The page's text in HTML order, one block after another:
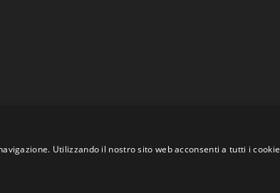
Utilizzando il nostro sito web acconsenti a tutti i cookie